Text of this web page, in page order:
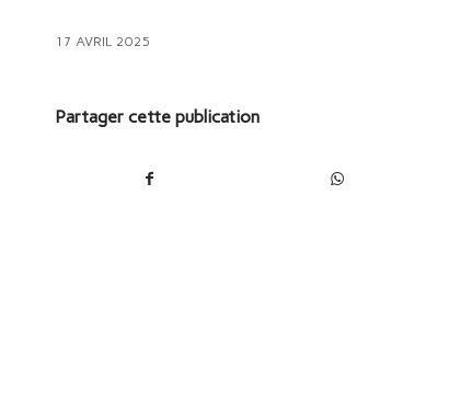
17 AVRIL 2025
Partager cette publication